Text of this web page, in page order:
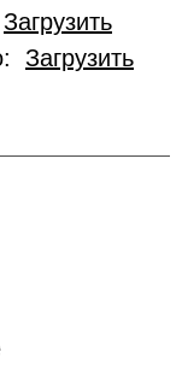
Загрузить
Загрузить